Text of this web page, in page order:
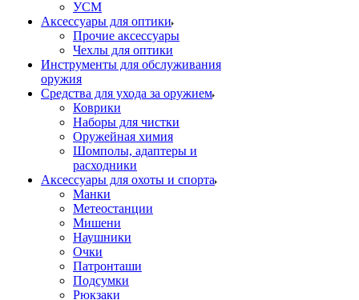
УСМ
Аксессуары для оптики
Прочие аксессуары
Чехлы для оптики
Инструменты для обслуживания
оружия
Средства для ухода за оружием
Коврики
Наборы для чистки
Оружейная химия
Шомполы, адаптеры и
расходники
Аксессуары для охоты и спорта
Манки
Метеостанции
Мишени
Наушники
Очки
Патронташи
Подсумки
Рюкзаки